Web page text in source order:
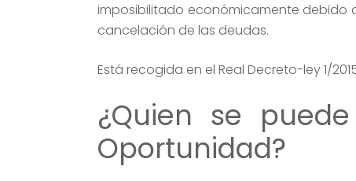
imposibilitado económicamente debido
cancelación de las deudas.
Está recogida en el Real Decreto-ley 1/
¿Quien se
Oportunidad?